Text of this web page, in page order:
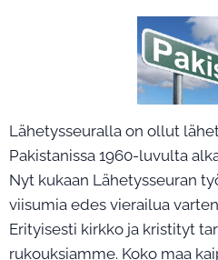
Lähetysseuralla on ollut
Pakistanissa 1960-luvulta
Nyt kukaan Lähetysseuran
viisumia edes vierailua
Erityisesti kirkko ja kristityt
rukouksiamme. Koko maa